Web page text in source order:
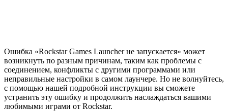
Ошибка «Rockstar Games Launcher не запускается» может
возникнуть по разным причинам, таким как проблемы с
соединением, конфликты с другими программами или
неправильные настройки в самом лаунчере. Но не волнуйтесь,
с помощью нашей подробной инструкции вы сможете
устранить эту ошибку и продолжить наслаждаться вашими
любимыми играми от Rockstar.